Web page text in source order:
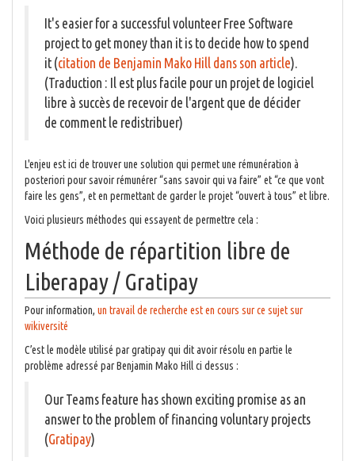
It's easier for a successful volunteer Free Software
project to get money than it is to decide how to spend
it (citation de Benjamin Mako Hill dans son article).
(Traduction : Il est plus facile pour un projet de logiciel
libre à succès de recevoir de l'argent que de décider
de comment le redistribuer)
L'enjeu est ici de trouver une solution qui permet une rémunération à
posteriori pour savoir rémunérer “sans savoir qui va faire” et “ce que vont
faire les gens”, et en permettant de garder le projet “ouvert à tous” et libre.
Voici plusieurs méthodes qui essayent de permettre cela :
Méthode de répartition libre de
Liberapay / Gratipay
Pour information, un travail de recherche est en cours sur ce sujet sur
wikiversité
C’est le modèle utilisé par gratipay qui dit avoir résolu en partie le
problème adressé par Benjamin Mako Hill ci dessus :
Our Teams feature has shown exciting promise as an
answer to the problem of financing voluntary projects
(Gratipay)